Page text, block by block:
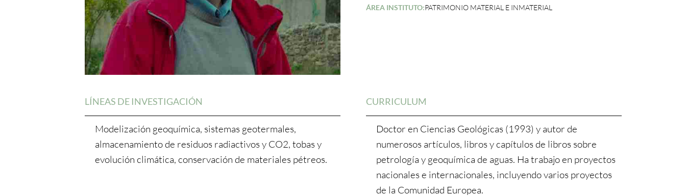
ÁREA INSTITUTO:PATRIMONIO MATERIAL E INMATERIAL
LÍNEAS DE INVESTIGACIÓN
Modelización geoquímica, sistemas geotermales,
almacenamiento de residuos radiactivos y CO2, tobas y
evolución climática, conservación de materiales pétreos.
CURRICULUM
Doctor en Ciencias Geológicas (1993) y autor de
numerosos artículos, libros y capítulos de libros sobre
petrología y geoquímica de aguas. Ha trabajo en proyectos
nacionales e internacionales, incluyendo varios proyectos
de la Comunidad Europea.